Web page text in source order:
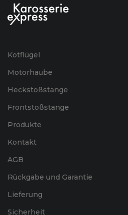
Kotflügel
Motorhaube
Heckstoßstange
Frontstoßstange
Produkte
Kontakt
AGB
Rückgabe und Garantie
Lieferung
Sicherheit